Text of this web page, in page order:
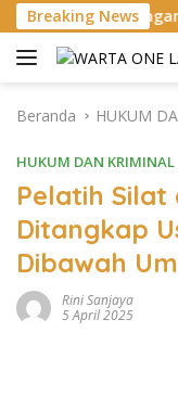
Langsung
ke
konten
Breaking News
150 Guru
Beranda HUKUM
HUKUM DAN KRIMINAL
Pelatih
Ditangkap
Dibawah
Rini Sanjaya
5 April 2025